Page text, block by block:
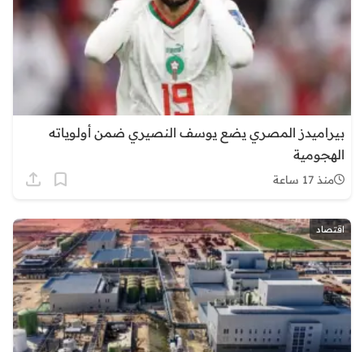
بيراميدز المصري يضع يوسف النصيري ضمن أولوياته
الهجومية
منذ 17 ساعة
اقتصاد